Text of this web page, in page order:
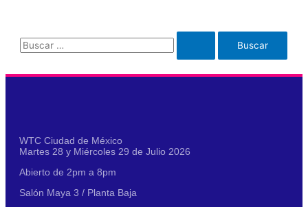
WTC Ciudad de México
Martes 28 y Miércoles 29 de Julio 2026
Abierto de 2pm a 8pm
Salón Maya 3 / Planta Baja